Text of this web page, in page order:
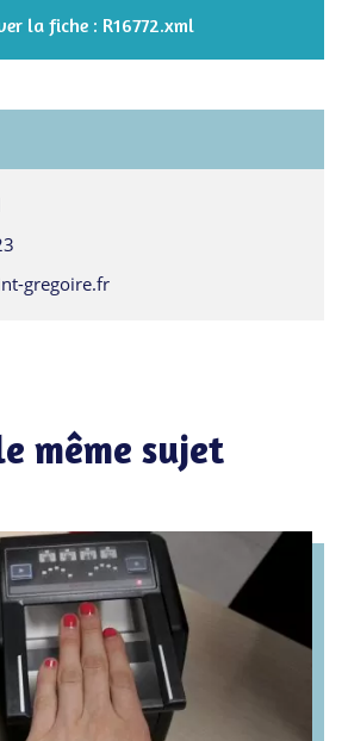
la fiche : R16772.xml
gregoire.fr
même sujet